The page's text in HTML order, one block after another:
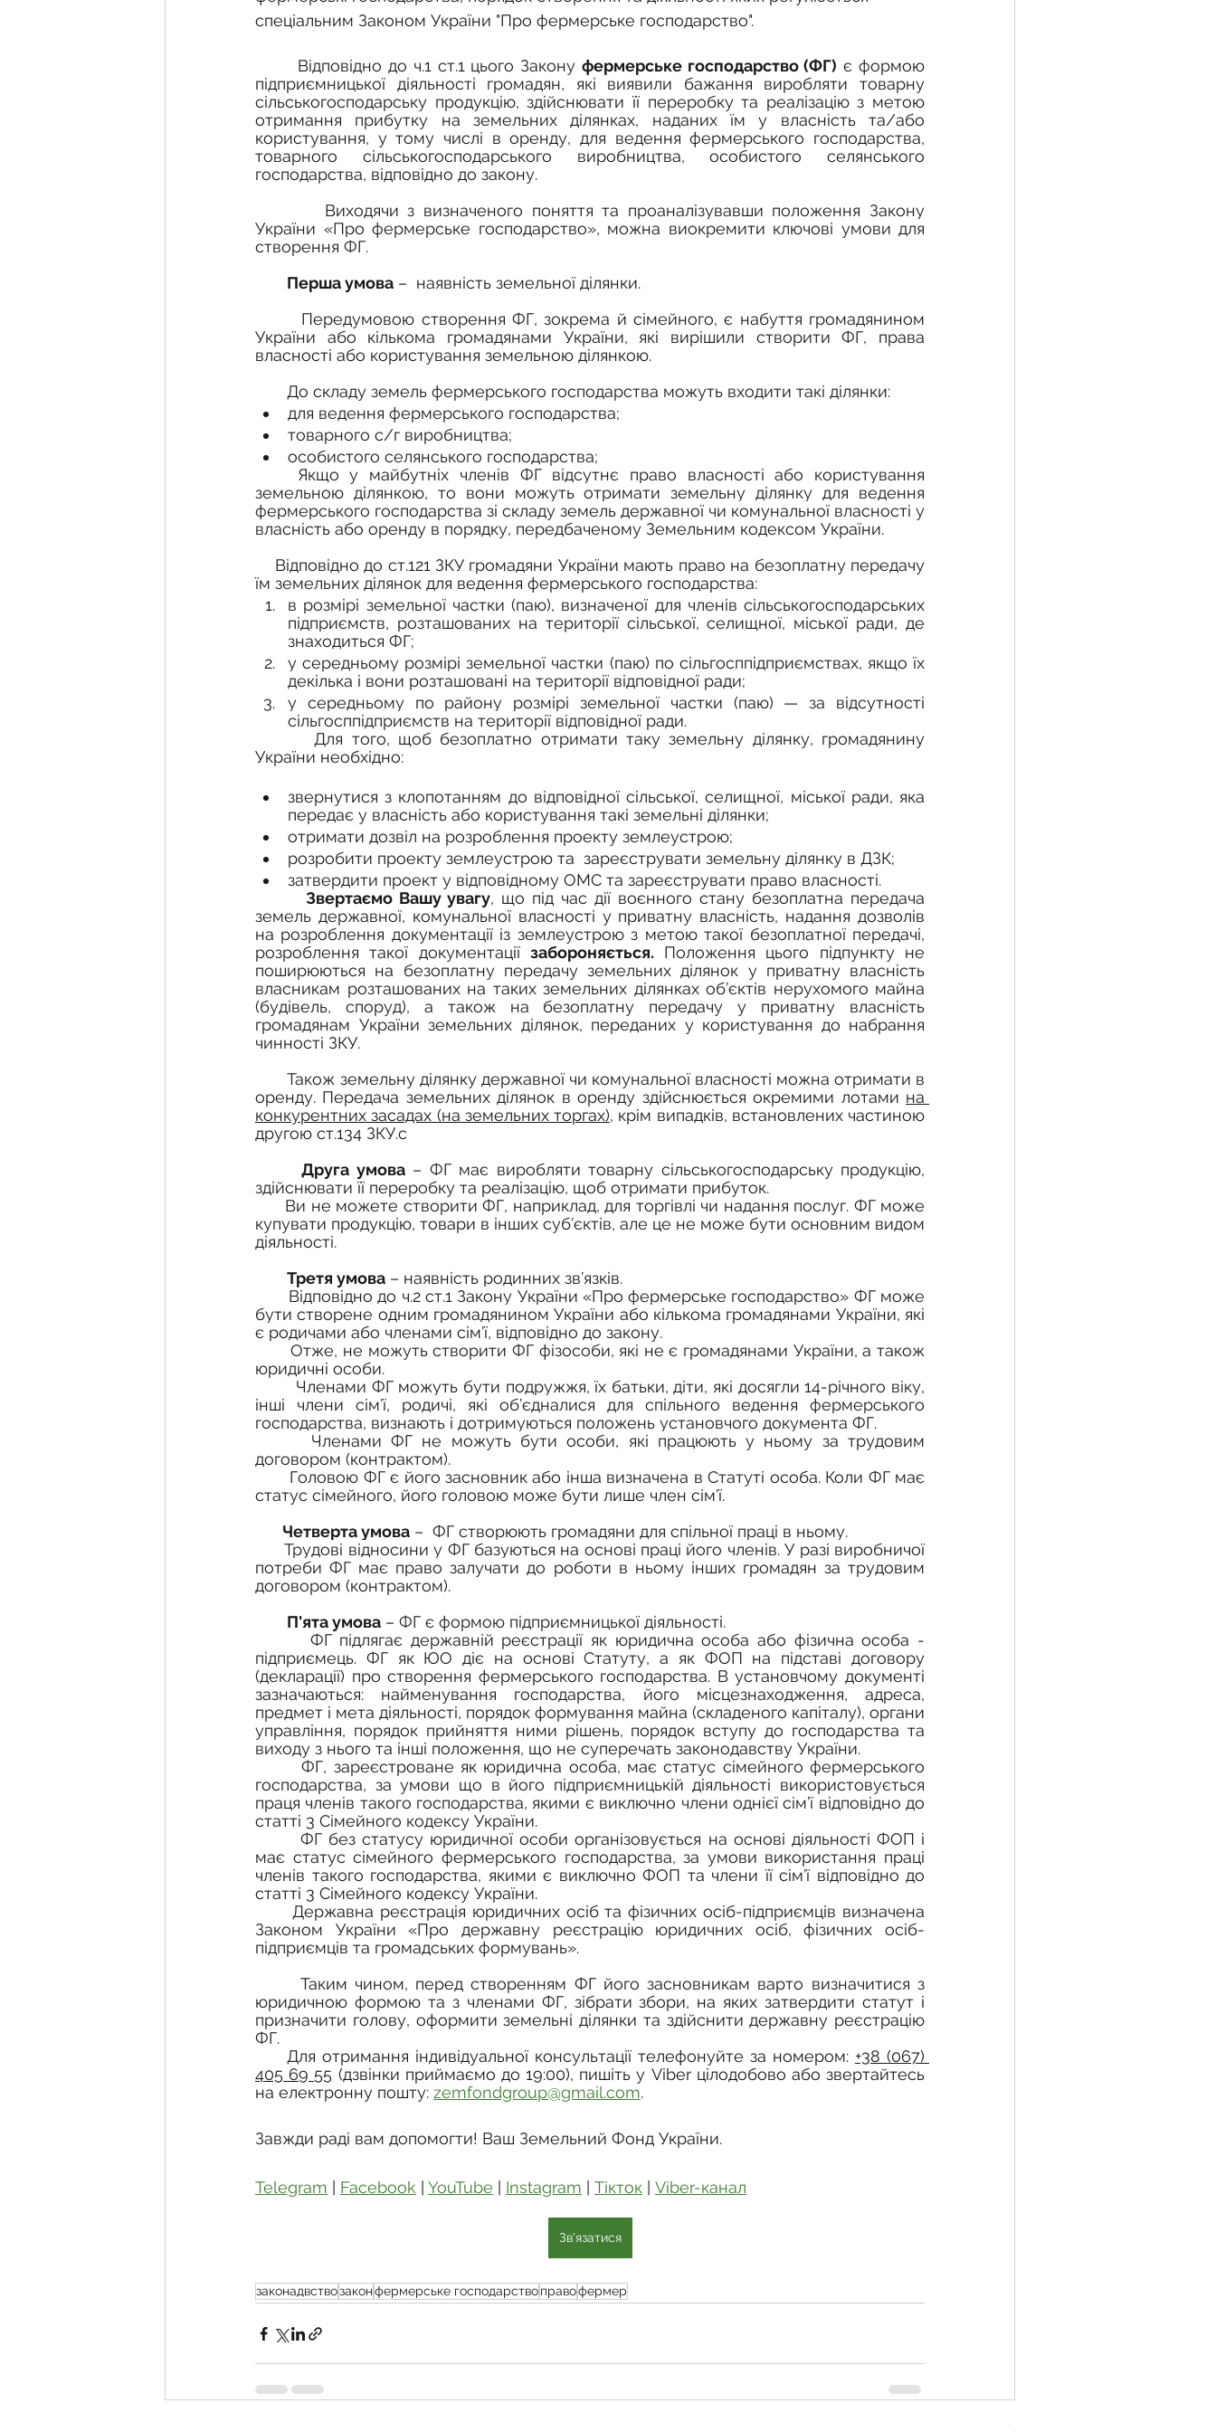
спеціальним Законом України "Про фермерське господарство".
       Відповідно до ч.1 ст.1 цього Закону
фермерське господарство (ФГ) є формою
підприємницької діяльності громадян, які виявили бажання виробляти товарну
сільськогосподарську продукцію, здійснювати її переробку та реалізацію з метою
отримання прибутку на земельних ділянках, наданих їм у власність та/або
користування, у тому числі в оренду, для ведення фермерського господарства,
товарного сільськогосподарського виробництва, особистого селянського
господарства, відповідно до закону.
        Виходячи з визначеного поняття та проаналізувавши положення
Закону
України «Про фермерське господарство», можна виокремити ключові умови для
створення ФГ.
Перша умова –  наявність земельної ділянки.
України або кількома громадянами України, які вирішили створити ФГ,
права
власності або користування земельною ділянкою.
       До складу земель фермерського господарства можуть входити такі ділянки:
для ведення фермерського господарства;
товарного с/г виробництва;
особистого селянського господарства;
земельною ділянкою, то вони можуть отримати земельну ділянку для ведення
фермерського господарства зі складу земель державної чи комунальної власності у
власність або оренду в порядку, передбаченому Земельним кодексом України.
Відповідно до ст.121 ЗКУ громадяни України мають право на безоплатну передачу
їм земельних ділянок для ведення фермерського господарства:
в розмірі земельної частки (паю), визначеної для членів сільськогосподарських
підприємств, розташованих на території сільської, селищної, міської ради, де
знаходиться ФГ;
у середньому розмірі земельної частки (паю) по сільгосппідприємствах, якщо їх
декілька і вони розташовані на території відповідної ради;
у середньому по району розмірі земельної частки (паю) — за відсутності
сільгосппідприємств на території відповідної ради.
Для того, щоб безоплатно отримати таку земельну ділянку, громадянину
України необхідно:
звернутися з клопотанням до відповідної сільської, селищної, міської ради, яка
передає у власність або користування такі земельні ділянки;
отримати дозвіл на розроблення проекту землеустрою;
розробити проекту землеустрою та  зареєструвати земельну ділянку в ДЗК;
затвердити проект у відповідному ОМС та зареєструвати право власності.
Звертаємо Вашу увагу, що під час дії воєнного стану безоплатна передача
земель державної, комунальної власності у приватну власність, надання дозволів
на розроблення документації із землеустрою з метою такої безоплатної передачі,
розроблення такої документації забороняється. Положення цього підпункту не
поширюються на безоплатну передачу земельних ділянок у приватну власність
власникам розташованих на таких земельних ділянках об’єктів нерухомого майна
(будівель, споруд), а також на безоплатну передачу у приватну власність
громадянам України земельних ділянок, переданих у користування до набрання
чинності ЗКУ.
       Також земельну ділянку державної чи комунальної власності можна отримати в
оренду. Передача земельних ділянок в оренду здійснюється окремими лотами на
конкурентних засадах (на земельних торгах), крім випадків, встановлених частиною
другою ст.134 ЗКУ.с
Друга умова – ФГ має виробляти товарну сільськогосподарську продукцію,
здійснювати її переробку та реалізацію, щоб отримати прибуток.
купувати продукцію, товари в інших суб’єктів, але це не може бути основним видом
діяльності.
Третя умова – наявність родинних зв’язків.
       Відповідно до ч.2 ст.1
Закону України «Про фермерське господарство» ФГ може
бути створене одним громадянином України або кількома громадянами України, які
є родичами або членами сім’ї, відповідно до закону.
Отже, не можуть створити ФГ фізособи, які не є громадянами України, а також
юридичні особи.
Членами ФГ можуть бути подружжя, їх батьки, діти, які досягли 14-річного віку,
інші члени сім’ї, родичі, які об’єдналися для спільного ведення фермерського
господарства, визнають і дотримуються положень установчого документа ФГ.
договором (контрактом).
       Головою ФГ є його засновник або інша визначена в Статуті особа.
Коли ФГ має
статус сімейного, його головою може бути лише член сім’ї.
Четверта умова – ФГ створюють громадяни для спільної праці в ньому.
      Трудові відносини у ФГ базуються на основі праці його членів. У разі виробничої
потреби ФГ має право залучати до роботи в ньому інших громадян за трудовим
договором (контрактом).
П'ята умова – ФГ є формою підприємницької діяльності.
підприємець. ФГ як ЮО діє на основі Статуту, а як ФОП на підставі договору
(декларації) про створення фермерського господарства. В установчому документі
зазначаються: найменування господарства, його місцезнаходження, адреса,
предмет і мета діяльності, порядок формування майна (складеного капіталу), органи
управління, порядок прийняття ними рішень, порядок вступу до господарства та
виходу з нього та інші положення, що не суперечать законодавству України.
       ФГ, зареєстроване як юридична особа, має статус сімейного фермерського
господарства, за умови що в його підприємницькій діяльності використовується
праця членів такого господарства, якими є виключно члени однієї сім’ї відповідно до
статті 3 Сімейного кодексу України.
має статус сімейного фермерського господарства, за умови використання праці
членів такого господарства, якими є виключно ФОП та члени її сім’ї відповідно до
статті 3 Сімейного кодексу України.
      Державна реєстрація юридичних осіб та фізичних осіб-підприємців визначена
Законом України «Про державну реєстрацію юридичних осіб, фізичних осіб-
підприємців та громадських формувань».
юридичною формою та з членами ФГ, зібрати збори, на яких затвердити статут і
призначити голову, оформити земельні ділянки та здійснити державну реєстрацію
ФГ.
Для отримання індивідуальної консультації телефонуйте за номером: +38 (067)
405 69 55 (дзвінки приймаємо до 19:00), пишіть у Viber цілодобово або звертайтесь
на електронну пошту: zemfondgroup@gmail.com.
Завжди раді вам допомогти! Ваш Земельний Фонд України.
Telegram Facebook YouTube Instagram Тікток Viber-канал
Зв'язатися
законадвствозаконфермерське господарствоправофермер